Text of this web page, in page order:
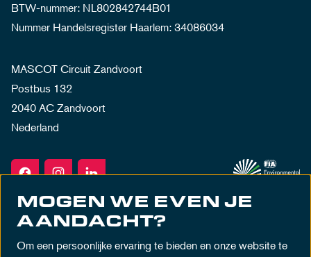
BTW-nummer: NL802842744B01
Nummer Handelsregister Haarlem: 34086034
MASCOT Circuit Zandvoort
Postbus 132
2040 AC Zandvoort
Nederland
MOGEN WE EVEN JE
AANDACHT?
Om een persoonlijke ervaring te bieden en onze website te